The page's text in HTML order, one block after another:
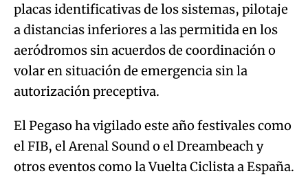
placas identificativas de los sistemas, pilotaje
a distancias inferiores a las permitida en los
aeródromos sin acuerdos de coordinación o
volar en situación de emergencia sin la
autorización preceptiva.
El Pegaso ha vigilado este año festivales como
el FIB, el Arenal Sound o el Dreambeach y
otros eventos como la Vuelta Ciclista a España.